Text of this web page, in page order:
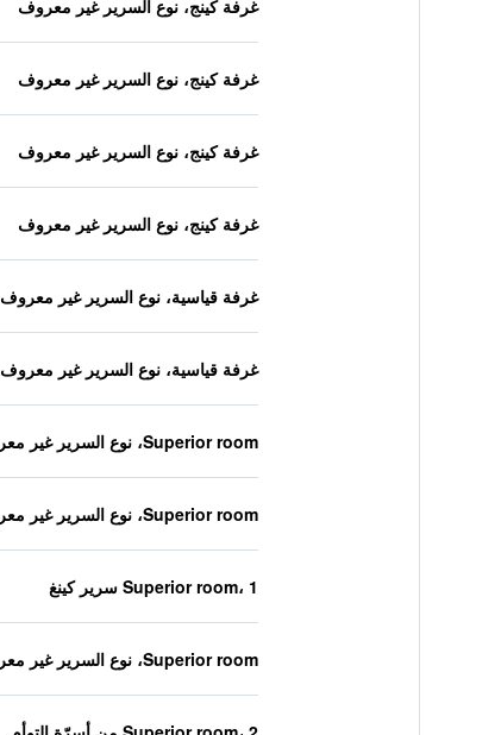
غرفة كينج، نوع السرير غير معروف
غرفة كينج، نوع السرير غير معروف
غرفة كينج، نوع السرير غير معروف
غرفة كينج، نوع السرير غير معروف
غرفة قياسية، نوع السرير غير معروف
غرفة قياسية، نوع السرير غير معروف
Superior room، نوع السرير غير معروف
Superior room، نوع السرير غير معروف
Superior room، 1 سرير كينغ
Superior room، نوع السرير غير معروف